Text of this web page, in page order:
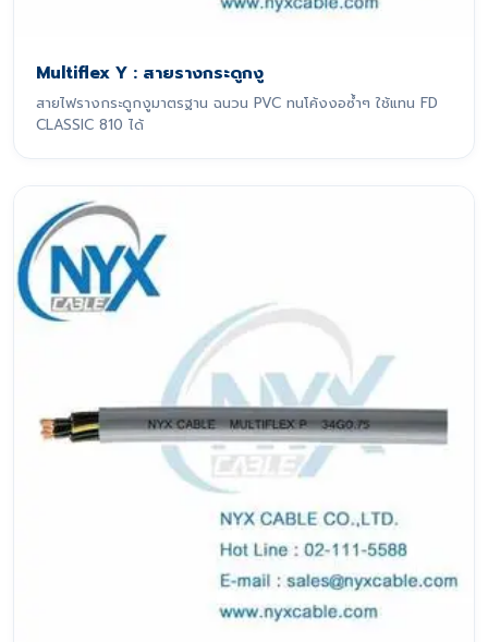
Multiflex Y : สายรางกระดูกงู
สายไฟรางกระดูกงูมาตรฐาน ฉนวน PVC ทนโค้งงอซ้ำๆ ใช้แทน FD
CLASSIC 810 ได้